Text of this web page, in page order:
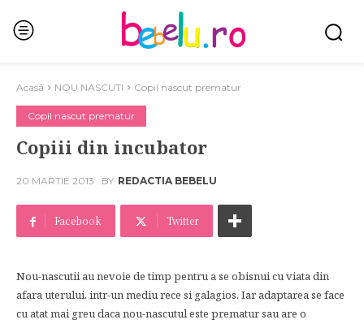
Acasă NOU NASCUTI Copil nascut prematur
Copil nascut prematur
Copiii din incubator
20 MARTIE 2013 BY REDACTIA BEBELU
Facebook Twitter
Nou-nascutii au nevoie de timp pentru a se obisnui cu viata din
afara uterului, intr-un mediu rece si galagios. Iar adaptarea se face
cu atat mai greu daca nou-nascutul este prematur sau are o